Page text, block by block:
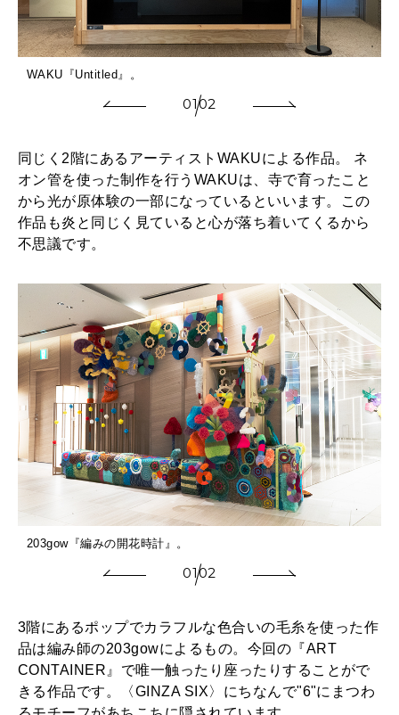
WAKU『Untitled』。
0102
同じく2階にあるアーティストWAKUによる作品。 ネ
オン管を使った制作を行うWAKUは、寺で育ったこと
から光が原体験の一部になっているといいます。この
作品も炎と同じく見ていると心が落ち着いてくるから
不思議です。
203gow『編みの開花時計』。
0102
3階にあるポップでカラフルな色合いの毛糸を使った作
品は編み師の203gowによるもの。今回の『ART
CONTAINER』で唯一触ったり座ったりすることがで
きる作品です。〈GINZA SIX〉にちなんで"6"にまつわ